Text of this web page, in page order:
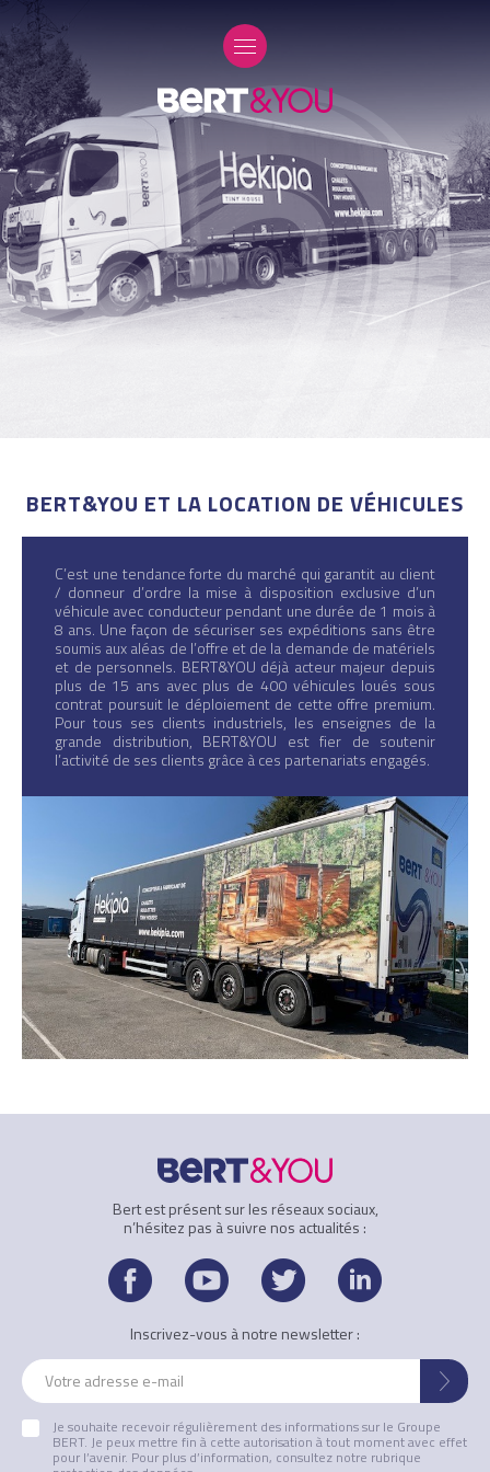
BERT&YOU ET LA LOCATION DE VÉHICULES
C’est une tendance forte du marché qui garantit au client
/ donneur d’ordre la mise à disposition exclusive d’un
véhicule avec conducteur pendant une durée de 1 mois à
8 ans. Une façon de sécuriser ses expéditions sans être
soumis aux aléas de l’offre et de la demande de matériels
et de personnels. BERT&YOU déjà acteur majeur depuis
plus de 15 ans avec plus de 400 véhicules loués sous
contrat poursuit le déploiement de cette offre premium.
Pour tous ses clients industriels, les enseignes de la
grande distribution, BERT&YOU est fier de soutenir
l’activité de ses clients grâce à ces partenariats engagés.
Bert est présent sur les réseaux sociaux,
n’hésitez pas à suivre nos actualités :
facebookyoutube
twitter
Inscrivez-vous à notre newsletter :
Je souhaite recevoir régulièrement des informations sur le Groupe
BERT. Je peux mettre fin à cette autorisation à tout moment avec effet
pour l’avenir. Pour plus d’information, consultez notre rubrique